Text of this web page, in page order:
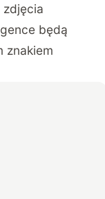
zdjęcia
będą
znakiem